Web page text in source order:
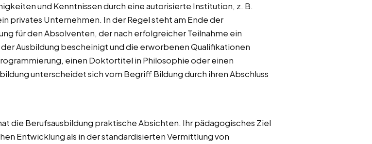
und Kenntnissen durch eine autorisierte Institution, z. B.
privates Unternehmen. In der Regel steht am Ende der
für den Absolventen, der nach erfolgreicher Teilnahme ein
Ausbildung bescheinigt und die erworbenen Qualifikationen
einen Doktortitel in Philosophie oder einen
unterscheidet sich vom Begriff Bildung durch ihren Abschluss
die Berufsausbildung praktische Absichten. Ihr pädagogisches Ziel
Entwicklung als in der standardisierten Vermittlung von